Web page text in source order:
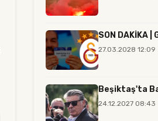
SON DAKİKA
27.03.2028 12:09
Beşiktaş'ta
24.12.2027 08:43